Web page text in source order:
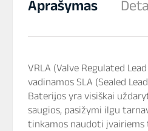
Aprašymas
VRLA (Valve Regulated
vadinamos SLA (Sealed
Baterijos yra visiškai
saugios, pasižymi ilgu
tinkamos naudoti įvairiems